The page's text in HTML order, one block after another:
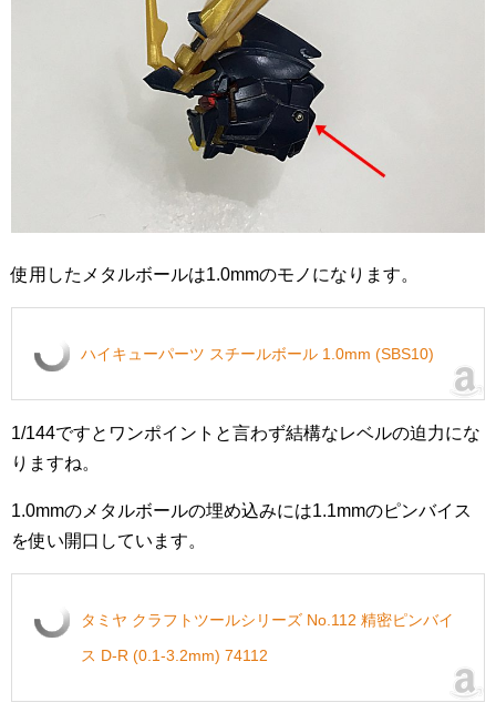
使用したメタルボールは1.0mmのモノになります。
ハイキューパーツ スチールボール 1.0mm (SBS10)
1/144ですとワンポイントと言わず結構なレベルの迫力にな
りますね。
1.0mmのメタルボールの埋め込みには1.1mmのピンバイス
を使い開口しています。
タミヤ クラフトツールシリーズ No.112 精密ピンバイ
ス D-R (0.1-3.2mm) 74112